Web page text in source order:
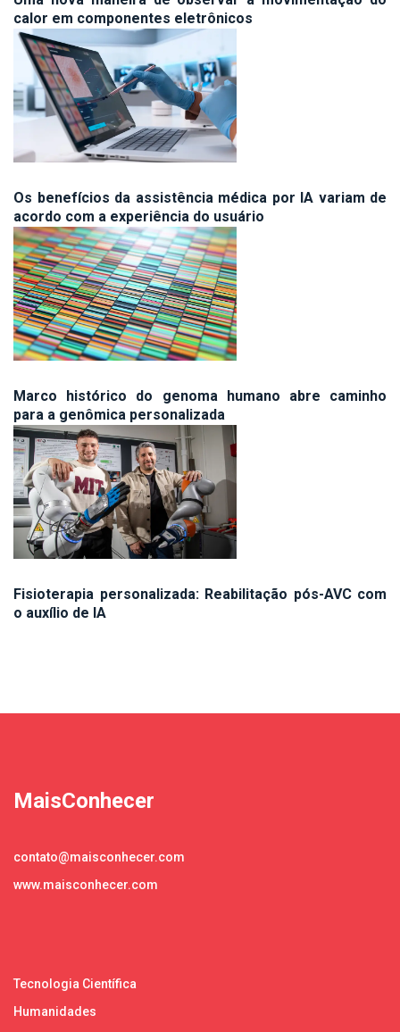
calor em componentes eletrônicos
Os benefícios da assistência médica por IA variam de
acordo com a experiência do usuário
Marco histórico do genoma humano abre caminho
para a genômica personalizada
Fisioterapia personalizada: Reabilitação pós-AVC com
o auxílio de IA
MaisConhecer
contato@maisconhecer.com
www.maisconhecer.com
Tecnologia Científica
Humanidades